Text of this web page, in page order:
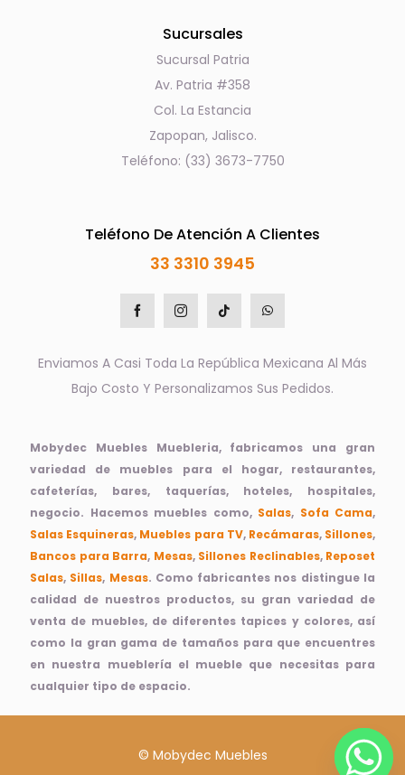
Sucursales
Sucursal Patria
Av. Patria #358
Col. La Estancia
Zapopan, Jalisco.
Teléfono: (33) 3673-7750
Teléfono De Atención A Clientes
33 3310 3945
Enviamos A Casi Toda La República Mexicana Al Más
Bajo Costo Y Personalizamos Sus Pedidos.
Mobydec Muebles Muebleria, fabricamos una gran
variedad de muebles para el hogar, restaurantes,
cafeterías, bares, taquerías, hoteles, hospitales,
negocio. Hacemos muebles como, Salas, Sofa Cama,
Salas Esquineras, Muebles para TV, Recámaras, Sillones,
Bancos para Barra, Mesas, Sillones Reclinables, Reposet
Salas, Sillas, Mesas. Como fabricantes nos distingue la
calidad de nuestros productos, su gran variedad de
venta de muebles, de diferentes tapices y colores, así
como la gran gama de tamaños para que encuentres
en nuestra mueblería el mueble que necesitas para
cualquier tipo de espacio.
© Mobydec Muebles